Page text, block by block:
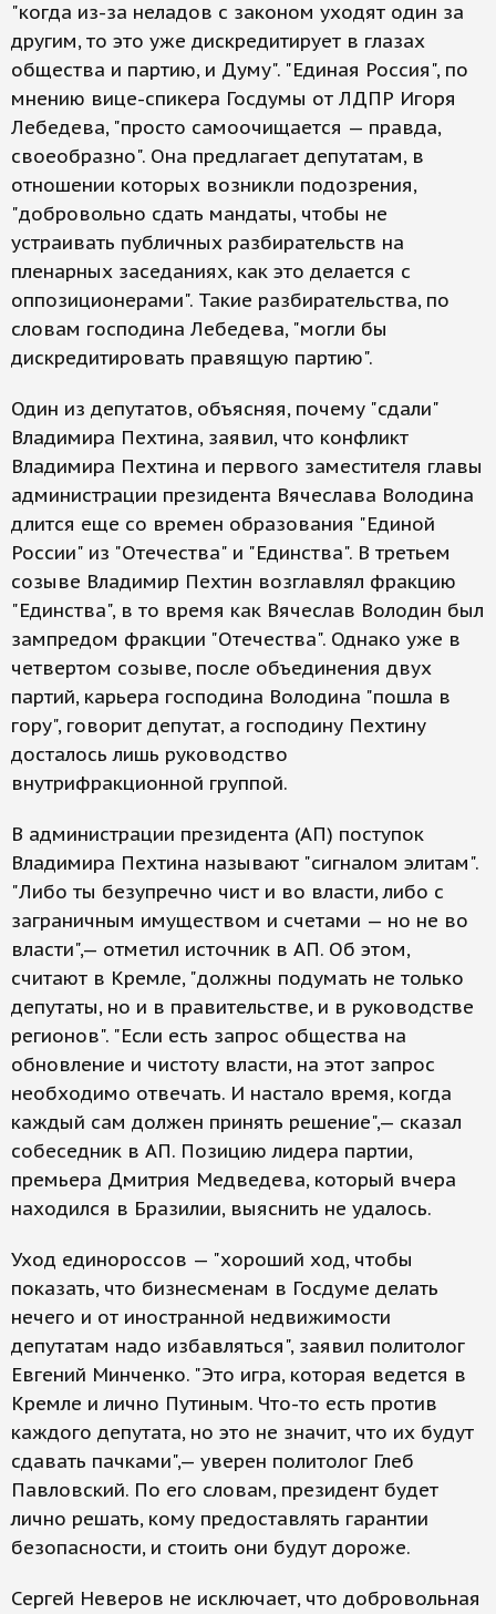
"когда из-за неладов с законом уходят один за
другим, то это уже дискредитирует в глазах
общества и партию, и Думу". "Единая Россия", по
мнению вице-спикера Госдумы от ЛДПР Игоря
Лебедева, "просто самоочищается — правда,
своеобразно". Она предлагает депутатам, в
отношении которых возникли подозрения,
"добровольно сдать мандаты, чтобы не
устраивать публичных разбирательств на
пленарных заседаниях, как это делается с
оппозиционерами". Такие разбирательства, по
словам господина Лебедева, "могли бы
дискредитировать правящую партию".
Один из депутатов, объясняя, почему "сдали"
Владимира Пехтина, заявил, что конфликт
Владимира Пехтина и первого заместителя главы
администрации президента Вячеслава Володина
длится еще со времен образования "Единой
России" из "Отечества" и "Единства". В третьем
созыве Владимир Пехтин возглавлял фракцию
"Единства", в то время как Вячеслав Володин был
зампредом фракции "Отечества". Однако уже в
четвертом созыве, после объединения двух
партий, карьера господина Володина "пошла в
гору", говорит депутат, а господину Пехтину
досталось лишь руководство
внутрифракционной группой.
В администрации президента (АП) поступок
Владимира Пехтина называют "сигналом элитам".
"Либо ты безупречно чист и во власти, либо с
заграничным имуществом и счетами — но не во
власти",— отметил источник в АП. Об этом,
считают в Кремле, "должны подумать не только
депутаты, но и в правительстве, и в руководстве
регионов". "Если есть запрос общества на
обновление и чистоту власти, на этот запрос
необходимо отвечать. И настало время, когда
каждый сам должен принять решение",— сказал
собеседник в АП. Позицию лидера партии,
премьера Дмитрия Медведева, который вчера
находился в Бразилии, выяснить не удалось.
Уход единороссов — "хороший ход, чтобы
показать, что бизнесменам в Госдуме делать
нечего и от иностранной недвижимости
депутатам надо избавляться", заявил политолог
Евгений Минченко. "Это игра, которая ведется в
Кремле и лично Путиным. Что-то есть против
каждого депутата, но это не значит, что их будут
сдавать пачками",— уверен политолог Глеб
Павловский. По его словам, президент будет
лично решать, кому предоставлять гарантии
безопасности, и стоить они будут дороже.
Сергей Неверов не исключает, что добровольная